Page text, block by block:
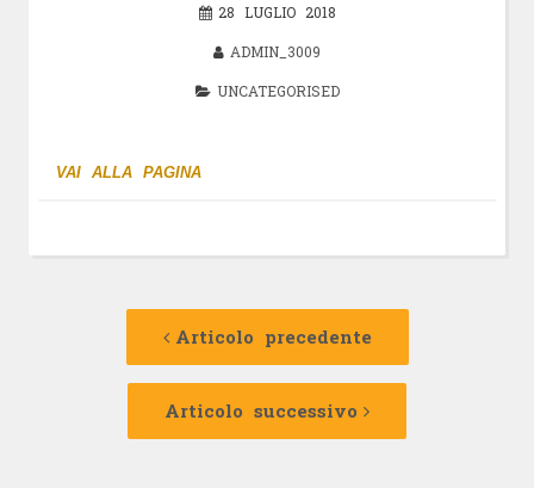
28 LUGLIO 2018
ADMIN_3009
UNCATEGORISED
VAI ALLA PAGINA
Navigazione
Articolo precedente
Articolo
Articolo successivo
Articolo